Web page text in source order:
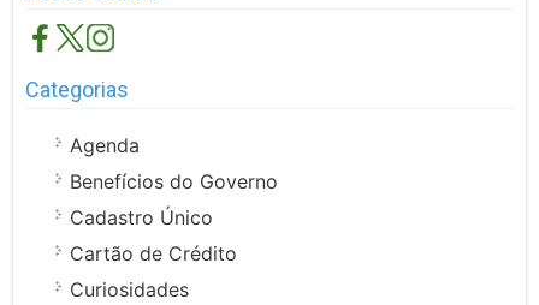
Categorias
Agenda
Benefícios do Governo
Cadastro Único
Cartão de Crédito
Curiosidades